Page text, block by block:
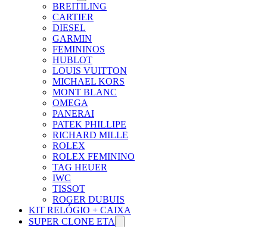
BREITILING
CARTIER
DIESEL
GARMIN
FEMININOS
HUBLOT
LOUIS VUITTON
MICHAEL KORS
MONT BLANC
OMEGA
PANERAI
PATEK PHILLIPE
RICHARD MILLE
ROLEX
ROLEX FEMININO
TAG HEUER
IWC
TISSOT
ROGER DUBUIS
KIT RELÓGIO + CAIXA
SUPER CLONE ETA